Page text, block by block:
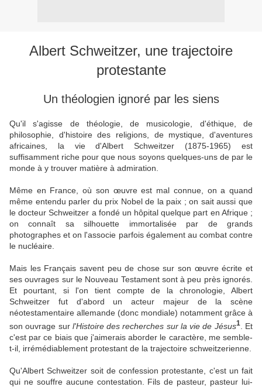
Albert Schweitzer, une trajectoire
protestante
Un théologien ignoré par les siens
Qu'il s'agisse de théologie, de musicologie, d'éthique, de
philosophie, d'histoire des religions, de mystique, d'aventures
africaines, la vie d'Albert Schweitzer (1875-1965) est
suffisamment riche pour que nous soyons quelques-uns de par le
monde à y trouver matière à admiration.
Même en France, où son œuvre est mal connue, on a quand
même entendu parler du prix Nobel de la paix ; on sait aussi que
le docteur Schweitzer a fondé un hôpital quelque part en Afrique ;
on connaît sa silhouette immortalisée par de grands
photographes et on l'associe parfois également au combat contre
le nucléaire.
Mais les Français savent peu de chose sur son œuvre écrite et
ses ouvrages sur le Nouveau Testament sont à peu près ignorés.
Et pourtant, si l'on tient compte de la chronologie, Albert
Schweitzer fut d'abord un acteur majeur de la scène
néotestamentaire allemande (donc mondiale) notamment grâce à
son ouvrage surl'Histoire des recherches sur la vie de Jésus1. Et
c'est par ce biais que j'aimerais aborder le caractère, me semble-
t-il, irrémédiablement protestant de la trajectoire schweitzerienne.
Qu'Albert Schweitzer soit de confession protestante, c'est un fait
qui ne souffre aucune contestation. Fils de pasteur, pasteur lui-